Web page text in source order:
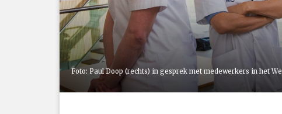
Foto: Paul Doop (rechts) in gesprek met medewerkers in het